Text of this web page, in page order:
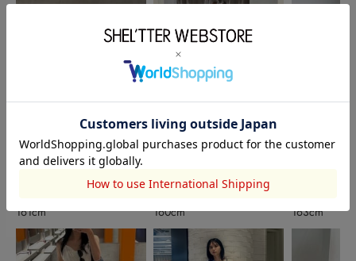
161cm
SLY
160cm
163cm